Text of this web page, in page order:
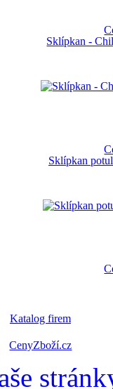
Sklípkan -
Sklípkan
Katalog firem
CenyZboží.cz